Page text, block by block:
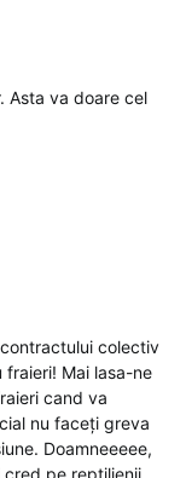
Asta va doare cel
colectiv
fraieri! Mai lasa-ne
cand va
nu faceți greva
Doamneeeee,